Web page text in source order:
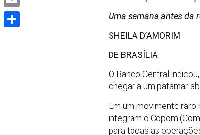
Uma semana antes da
SHEILA D’AMORIM
DE BRASÍLIA
O Banco Central
chegar a um patamar
Em um movimento raro
integram o Copom
para todas as
Email